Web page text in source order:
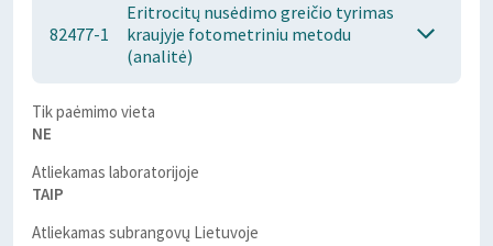
82477-1
Eritrocitų nusėdimo greičio tyrimas
kraujyje fotometriniu metodu
(analitė)
Tik paėmimo vieta
NE
Atliekamas laboratorijoje
TAIP
Atliekamas subrangovų Lietuvoje